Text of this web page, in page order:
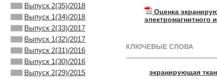
Выпуск 2(35)/2018
Выпуск 1(34)/2018
Выпуск 2(33)/2017
Выпуск 1(32)/2017
Выпуск 2(31)/2016
Выпуск 1(30)/2016
Выпуск 2(29)/2015
Оценка
электромагнитного
КЛЮЧЕВЫЕ СЛОВА
экранирующая